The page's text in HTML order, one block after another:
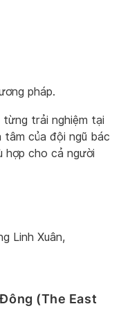
pháp.
từng trải nghiệm tại
của đội ngũ bác
hợp cho cả người
Linh Xuân,
(The East